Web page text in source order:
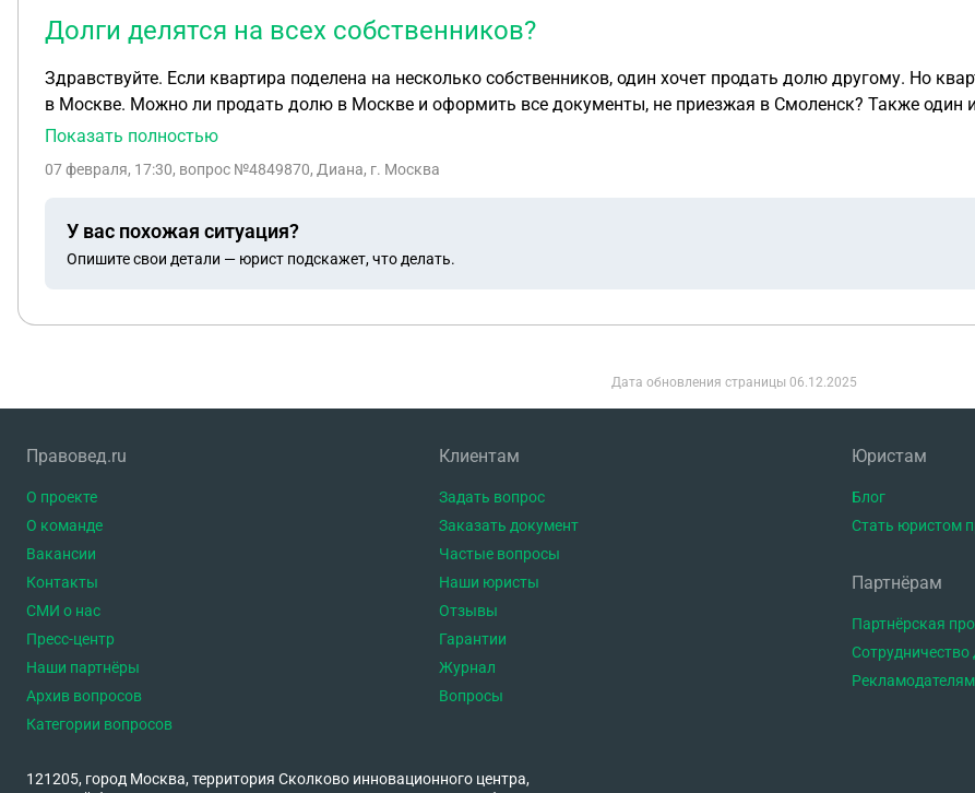
Долги делятся на всех собственников?
Здравствуйте. Если квартира поделена на несколько собственников, один хочет продать долю другому. Но
в Москве. Можно ли продать долю в Москве и оформить все документы, не приезжая в Смоленск? Также один
накопил Долгов по ЖКХ, может ли второй, который продает продать долю не платя долги по ЖКХ(т.к. долги
Показать полностью
07 февраля, 17:30, вопрос №4849870, Диана, г. Москва
У вас похожая ситуация?
Опишите свои детали — юрист подскажет, что делать.
Дата обновления страницы 06.12.2025
Правовед.ru
О проекте
О команде
Вакансии
Контакты
СМИ о нас
Пресс-центр
Наши партнёры
Архив вопросов
Категории вопросов
Клиентам
Задать вопрос
Заказать документ
Частые вопросы
Наши юристы
Отзывы
Гарантии
Журнал
Вопросы
Юристам
Блог
Стать юристом
Партнёрам
Партнёрская
Рекламодателям
121205, город Москва, территория Сколково инновационного центра,